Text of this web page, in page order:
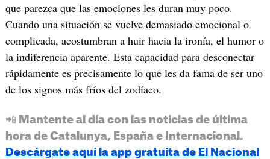
que parezca que las emociones les duran muy poco.
Cuando una situación se vuelve demasiado emocional o
complicada, acostumbran a huir hacia la ironía, el humor o
la indiferencia aparente. Esta capacidad para desconectar
rápidamente es precisamente lo que les da fama de ser uno
de los signos más fríos del zodíaco.
📲 Mantente al día con las noticias de última
hora de Catalunya, España e Internacional.
Descárgate aquí la app gratuita de El Nacional